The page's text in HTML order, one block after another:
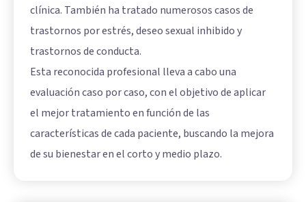
clínica. También ha tratado numerosos casos de
trastornos por estrés, deseo sexual inhibido y
trastornos de conducta.
Esta reconocida profesional lleva a cabo una
evaluación caso por caso, con el objetivo de aplicar
el mejor tratamiento en función de las
características de cada paciente, buscando la mejora
de su bienestar en el corto y medio plazo.